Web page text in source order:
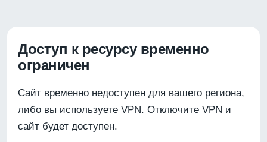
Доступ к ресурсу временно
ограничен
Сайт временно недоступен для вашего региона,
либо вы используете VPN. Отключите VPN и
сайт будет доступен.